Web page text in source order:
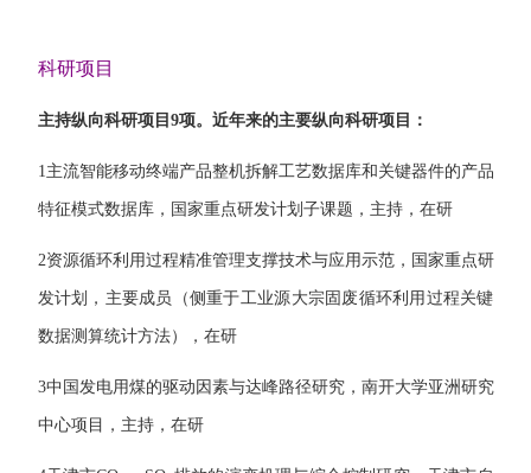
科研项目
主持纵向科研项目 9项。近年来的主要纵向科研项目：
1主流智能移动终端产品整机拆解工艺数据库和关键器件的产品
特征模式数据库，国家重点研发计划子课题，主持，在研
2资源循环利用过程精准管理支撑技术与应用示范，国家重点研
发计划，主要成员（侧重于工业源大宗固废循环利用过程关键
数据测算统计方法），在研
3中国发电用煤的驱动因素与达峰路径研究，南开大学亚洲研究
中心项目，主持，在研